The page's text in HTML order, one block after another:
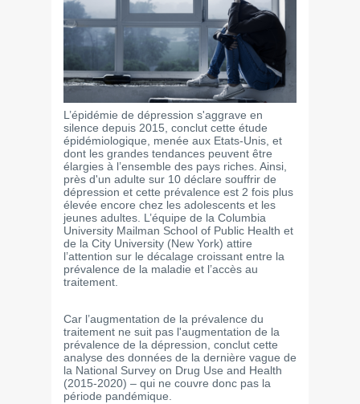
L’épidémie de dépression s'aggrave en
silence depuis 2015, conclut cette étude
épidémiologique, menée aux Etats-Unis, et
dont les grandes tendances peuvent être
élargies à l’ensemble des pays riches. Ainsi,
près d'un adulte sur 10 déclare souffrir de
dépression et cette prévalence est 2 fois plus
élevée encore chez les adolescents et les
jeunes adultes. L’équipe de la Columbia
University Mailman School of Public Health et
de la City University (New York) attire
l’attention sur le décalage croissant entre la
prévalence de la maladie et l’accès au
traitement.
Car l’augmentation de la prévalence du
traitement ne suit pas l'augmentation de la
prévalence de la dépression, conclut cette
analyse des données de la dernière vague de
la National Survey on Drug Use and Health
(2015-2020) – qui ne couvre donc pas la
période pandémique.